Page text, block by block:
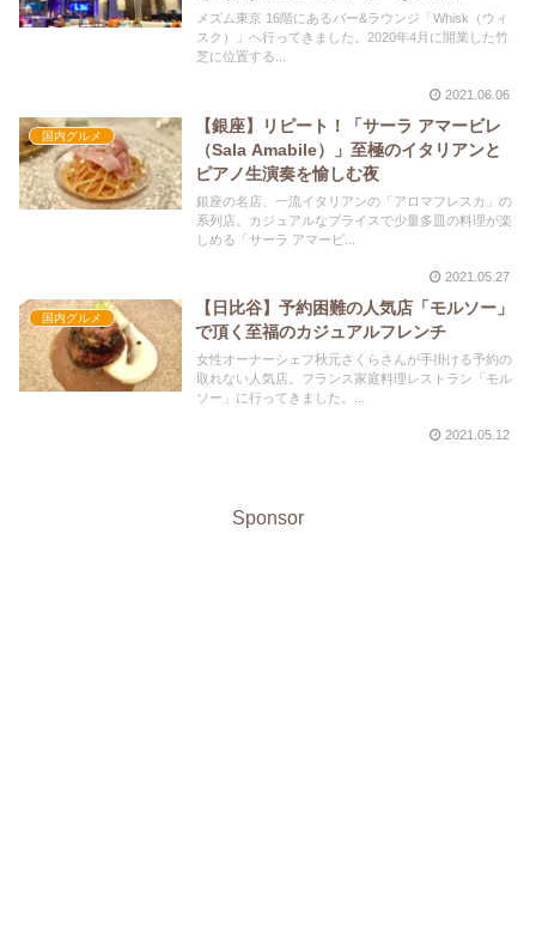
メズム東京 16階にあるバー&ラウンジ「Whisk（ウィ
スク）」へ行ってきました。2020年4月に開業した竹
芝に位置する...
2021.06.06
国内グルメ
【銀座】リピート！「サーラ アマービレ
（Sala Amabile）」至極のイタリアンと
ピアノ生演奏を愉しむ夜
銀座の名店、一流イタリアンの「アロマフレスカ」の
系列店。カジュアルなプライスで少量多皿の料理が楽
しめる「サーラ アマービ...
2021.05.27
国内グルメ
【日比谷】予約困難の人気店「モルソー」
で頂く至福のカジュアルフレンチ
女性オーナーシェフ秋元さくらさんが手掛ける予約の
取れない人気店。フランス家庭料理レストラン「モル
ソー」に行ってきました。...
2021.05.12
Sponsor